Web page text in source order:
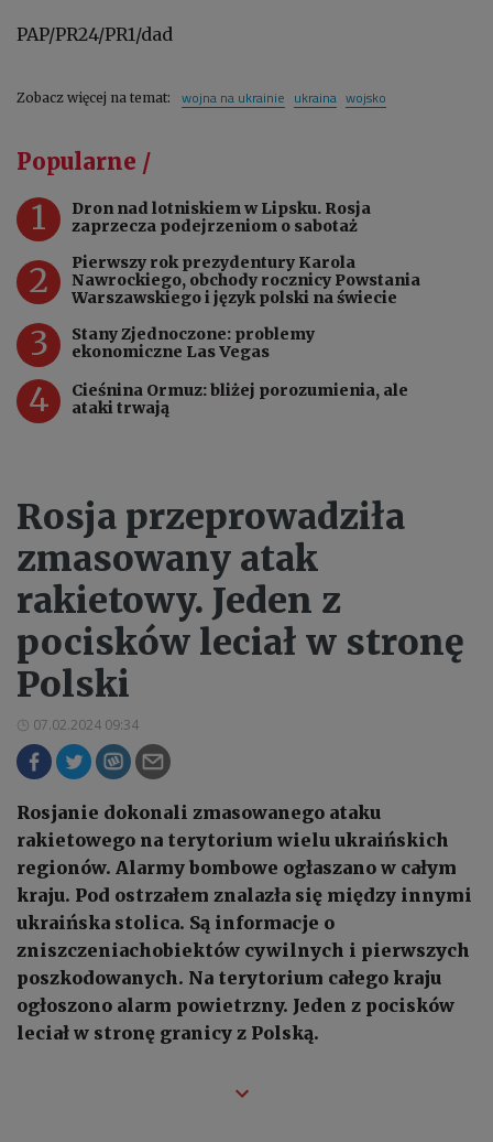
PAP/PR24/PR1/dad
Zobacz więcej na temat: wojna na ukrainie ukraina wojsko
Popularne /
1
Dron nad lotniskiem w Lipsku. Rosja
zaprzecza podejrzeniom o sabotaż
2
Pierwszy rok prezydentury Karola
Nawrockiego, obchody rocznicy Powstania
Warszawskiego i język polski na świecie
3
Stany Zjednoczone: problemy
ekonomiczne Las Vegas
4
Cieśnina Ormuz: bliżej porozumienia, ale
ataki trwają
Rosja przeprowadziła
zmasowany atak
rakietowy. Jeden z
pocisków leciał w stronę
Polski
07.02.2024 09:34
Rosjanie dokonali zmasowanego ataku
rakietowego na terytorium wielu ukraińskich
regionów. Alarmy bombowe ogłaszano w całym
kraju. Pod ostrzałem znalazła się między innymi
ukraińska stolica. Są informacje o
zniszczeniachobiektów cywilnych i pierwszych
poszkodowanych. Na terytorium całego kraju
ogłoszono alarm powietrzny. Jeden z pocisków
leciał w stronę granicy z Polską.